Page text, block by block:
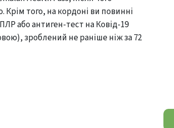
Крім того, на кордоні ви повинні
або антиген-тест на Ковід-19
зроблений не раніше ніж за 72